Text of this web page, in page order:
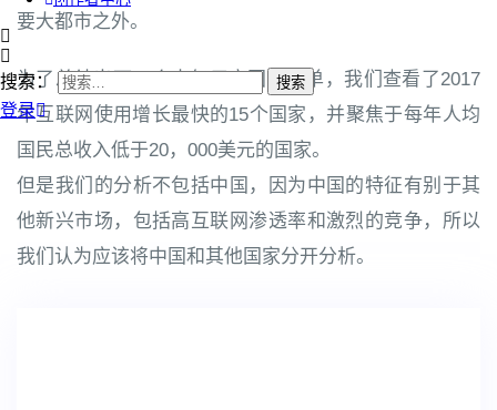
搜索：
登录
要大都市之外。
为了总结出下一个十亿用户国家名单，我们查看了2017
年互联网使用增长最快的15个国家，并聚焦于每年人均
国民总收入低于20，000美元的国家。
但是我们的分析不包括中国，因为中国的特征有别于其
他新兴市场，包括高互联网渗透率和激烈的竞争，所以
我们认为应该将中国和其他国家分开分析。